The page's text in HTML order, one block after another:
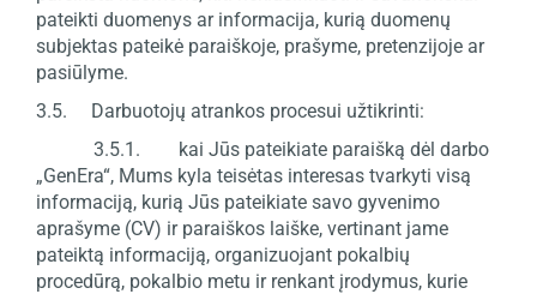
pateikti duomenys ar informacija, kurią duomenų
subjektas pateikė paraiškoje, prašyme, pretenzijoje ar
pasiūlyme.
3.5. Darbuotojų atrankos procesui užtikrinti:
3.5.1. kai Jūs pateikiate paraišką dėl darbo
„GenEra“, Mums kyla teisėtas interesas tvarkyti visą
informaciją, kurią Jūs pateikiate savo gyvenimo
aprašyme (CV) ir paraiškos laiške, vertinant jame
pateiktą informaciją, organizuojant pokalbių
procedūrą, pokalbio metu ir renkant įrodymus, kurie